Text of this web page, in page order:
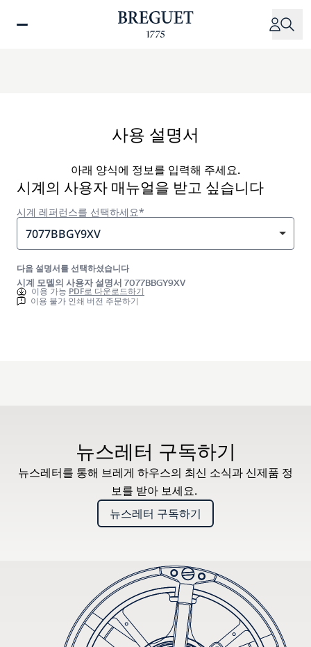
사용 설명서
아래 양식에 정보를 입력해 주세요.
시계의 사용자 매뉴얼을 받고 싶습니다
시계 레퍼런스를 선택하세요*
7077BBGY9XV
다음 설명서를 선택하셨습니다
시계 모델의 사용자 설명서 7077BBGY9XV
이용 가능 PDF로 다운로드하기
이용 불가 인쇄 버전 주문하기
뉴스레터 구독하기
뉴스레터를 통해 브레게 하우스의 최신 소식과 신제품 정
보를 받아 보세요.
뉴스레터 구독하기